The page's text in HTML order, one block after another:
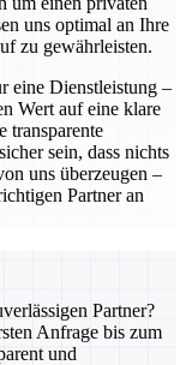
uns optimal an Ihre
zu gewährleisten.
eine Dienstleistung –
Wert auf eine klare
transparente
sein, dass nichts
uns überzeugen –
Partner an
Partner?
Anfrage bis zum
und